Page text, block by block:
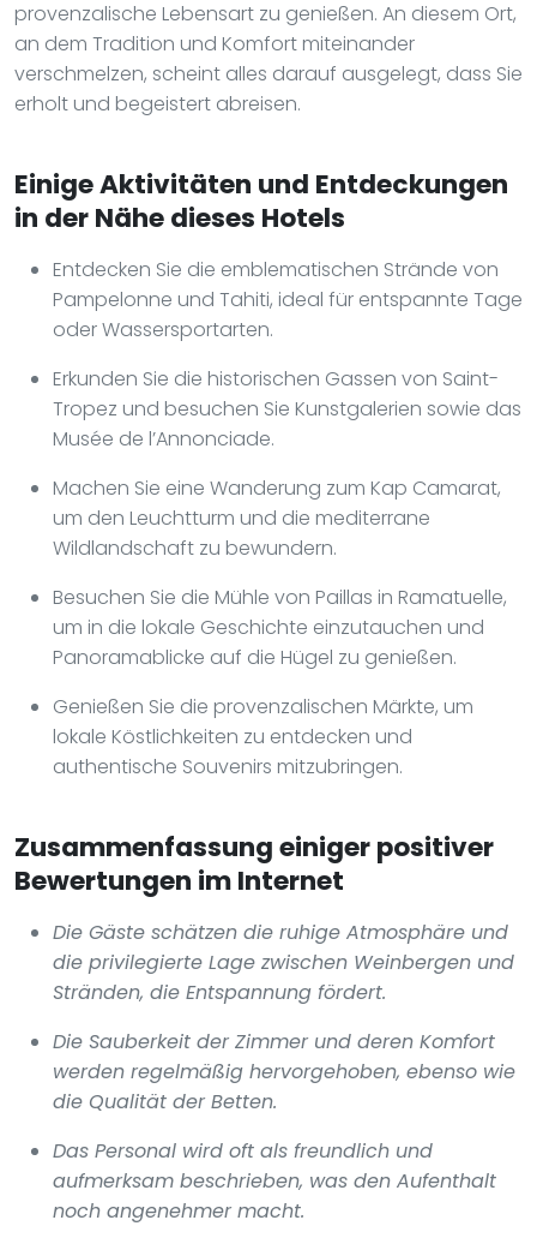
provenzalische Lebensart zu genießen. An diesem Ort,
an dem Tradition und Komfort miteinander
verschmelzen, scheint alles darauf ausgelegt, dass Sie
erholt und begeistert abreisen.
Einige Aktivitäten und Entdeckungen
in der Nähe dieses Hotels
Entdecken Sie die emblematischen Strände von
Pampelonne und Tahiti, ideal für entspannte Tage
oder Wassersportarten.
Erkunden Sie die historischen Gassen von Saint-
Tropez und besuchen Sie Kunstgalerien sowie das
Musée de l’Annonciade.
Machen Sie eine Wanderung zum Kap Camarat,
um den Leuchtturm und die mediterrane
Wildlandschaft zu bewundern.
Besuchen Sie die Mühle von Paillas in Ramatuelle,
um in die lokale Geschichte einzutauchen und
Panoramablicke auf die Hügel zu genießen.
Genießen Sie die provenzalischen Märkte, um
lokale Köstlichkeiten zu entdecken und
authentische Souvenirs mitzubringen.
Zusammenfassung einiger positiver
Bewertungen im Internet
Die Gäste schätzen die ruhige Atmosphäre und
die privilegierte Lage zwischen Weinbergen und
Stränden, die Entspannung fördert.
Die Sauberkeit der Zimmer und deren Komfort
werden regelmäßig hervorgehoben, ebenso wie
die Qualität der Betten.
Das Personal wird oft als freundlich und
aufmerksam beschrieben, was den Aufenthalt
noch angenehmer macht.